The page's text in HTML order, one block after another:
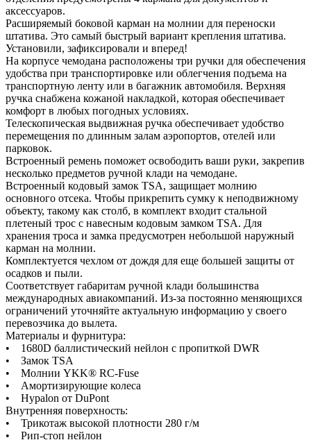
аксессуаров.
Расширяемый боковой карман на молнии для переноски
штатива. Это самый быстрый вариант крепления штатива.
Установили, зафиксировали и вперед!
На корпусе чемодана расположены три ручки для обеспечения
удобства при транспортировке или облегчения подъема на
транспортную ленту или в багажник автомобиля. Верхняя
ручка снабжена кожаной накладкой, которая обеспечивает
комфорт в любых погодных условиях.
Телескопическая выдвижная ручка обеспечивает удобство
перемещения по длинным залам аэропортов, отелей или
парковок.
Встроенный ремень поможет освободить ваши руки, закрепив
несколько предметов ручной клади на чемодане.
Встроенный кодовый замок TSA, защищает молнию
основного отсека. Чтобы прикрепить сумку к неподвижному
объекту, такому как столб, в комплект входит стальной
плетеный трос с навесным кодовым замком TSA. Для
хранения троса и замка предусмотрен небольшой наружный
карман на молнии.
Комплектуется чехлом от дождя для еще большей защиты от
осадков и пыли.
Соответствует габаритам ручной клади большинства
международных авиакомпаний. Из-за постоянно меняющихся
ограничений уточняйте актуальную информацию у своего
перевозчика до вылета.
Материалы и фурнитура:
• 1680D баллистический нейлон с пропиткой DWR
• Замок TSA
• Молнии YKK® RC-Fuse
• Амортизирующие колеса
• Hypalon от DuPont
Внутренняя поверхность:
• Трикотаж высокой плотности 280 г/м
• Рип-стоп нейлон